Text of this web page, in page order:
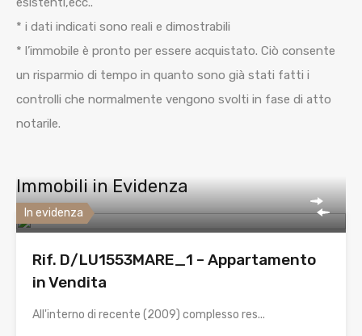
* i dati indicati sono reali e dimostrabili
* l’immobile è pronto per essere acquistato. Ciò consente
un risparmio di tempo in quanto sono già stati fatti i
controlli che normalmente vengono svolti in fase di atto
notarile.
Immobili in Evidenza
In evidenza
Rif. D/LU1553MARE_1 – Appartamento
in Vendita
All'interno di recente (2009) complesso res...